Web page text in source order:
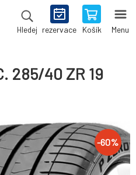
Hledej rezervace Košík Menu
285/40 ZR 19
-60%